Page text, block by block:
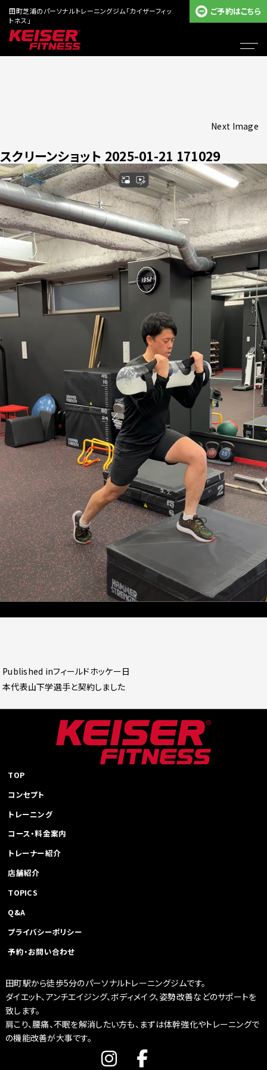
田町芝浦のパーソナルトレーニングジム「カイザーフィッ
トネス」
ご予約はこちら
Next Image
スクリーンショット 2025-01-21 171029
投
稿
ビ
ョ
ン
Published inフィールドホッケー日
本代表山下学選手と契約しました
TOP
コンセプト
トレーニング
コース・料金案内
トレーナー紹介
店舗紹介
TOPICS
Q&A
プライバシーポリシー
予約・お問い合わせ
田町駅から徒歩5分のパーソナルトレーニングジムです。
ダイエット、アンチエイジング、ボディメイク、姿勢改善などのサポートを
致します。
肩こり、腰痛、不眠を解消したい方も、まずは体幹強化やトレーニングで
の機能改善が大事です。